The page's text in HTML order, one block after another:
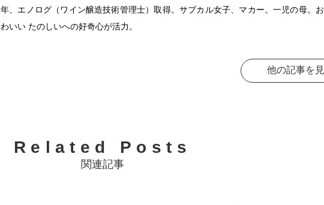
年、エノログ（ワイン醸造技術管理士）取得。サブカル女子、マカー。一児の母。
わいい たのしいへの好奇心が活力。
他の記事を
Related Posts
関連記事